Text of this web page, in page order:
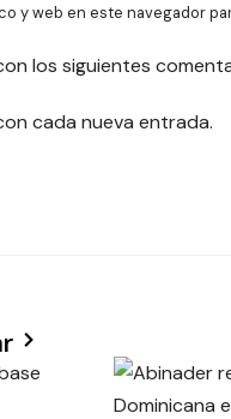
y web en este navegador
los siguientes
cada nueva entrada.